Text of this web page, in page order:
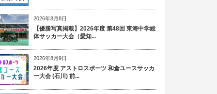
2026年8月8日
【優勝写真掲載】2026年度 第48回 東海中学総
体サッカー大会（愛知...
2026年8月9日
2026年度 アストロスポーツ 和倉ユースサッカ
ー大会 (石川) 前...